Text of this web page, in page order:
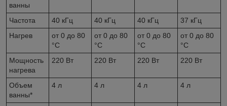
ванны
Частота 40 кГц 40 кГц 40 кГц
37 кГц
Нагрев
от 0 до 80
°С
от 0 до 80
°С
от 0 до 80
°С
от 0 до 80
°С
Мощность
нагрева
220 Вт 220 Вт 220 Вт 220 Вт
Объем
ванны*
4 л 4 л 4 л 4 л